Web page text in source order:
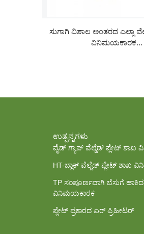
ಸುಗಾಗಿ ವಿಶಾಲ ಅಂತರದ ಎಲ್ಲಾ
ವಿನಿಮಯಕಾರಕ...
ಉತ್ಪನ್ನಗಳು
ವೈಡ್ ಗ್ಯಾಪ್ ವೆಲ್ಡೆಡ್ ಪ್ಲೇಟ್
HT-ಬ್ಲಾಕ್ ವೆಲ್ಡೆಡ್ ಪ್ಲೇಟ್ ಶಾಖ
TP ಸಂಪೂರ್ಣವಾಗಿ ಬೆಸುಗೆ ಹಾಕಿದ
ವಿನಿಮಯಕಾರಕ
ಪ್ಲೇಟ್ ಪ್ರಕಾರದ ಏರ್ ಪ್ರಿಹೀಟರ್